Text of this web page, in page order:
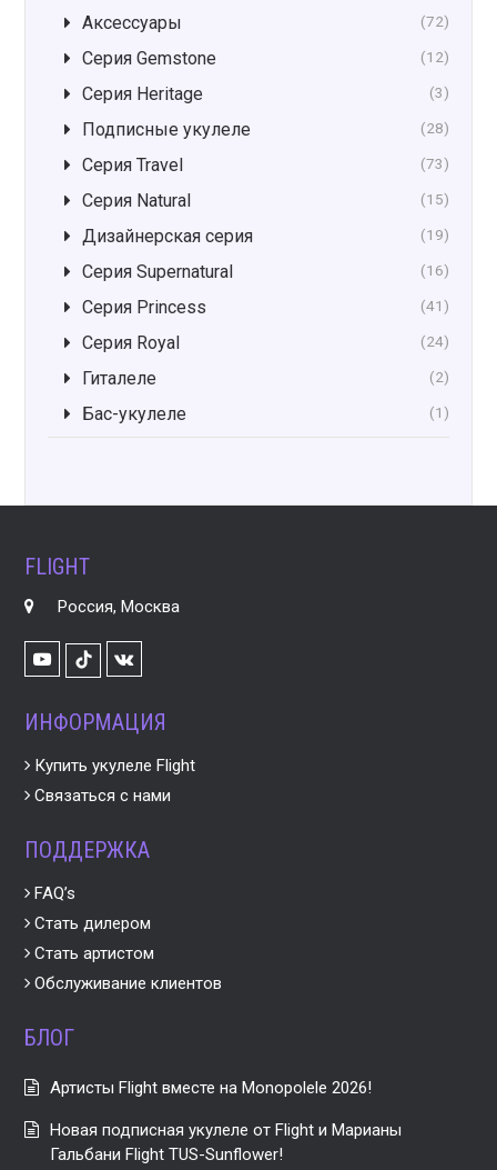
Аксессуары (72)
Серия Gemstone (12)
Серия Heritage (3)
Подписные укулеле (28)
Серия Travel (73)
Серия Natural (15)
Дизайнерская серия (19)
Серия Supernatural (16)
Серия Princess (41)
Серия Royal (24)
Гиталеле (2)
Бас-укулеле (1)
FLIGHT
Россия, Москва
YoutubeTikTok
VK
ИНФОРМАЦИЯ
Купить укулеле Flight
Связаться с нами
ПОДДЕРЖКА
FAQ’s
Стать дилером
Стать артистом
Обслуживание клиентов
БЛОГ
Артисты Flight вместе на Monopolele 2026!
Новая подписная укулеле от Flight и Марианы
Гальбани Flight TUS-Sunflower!